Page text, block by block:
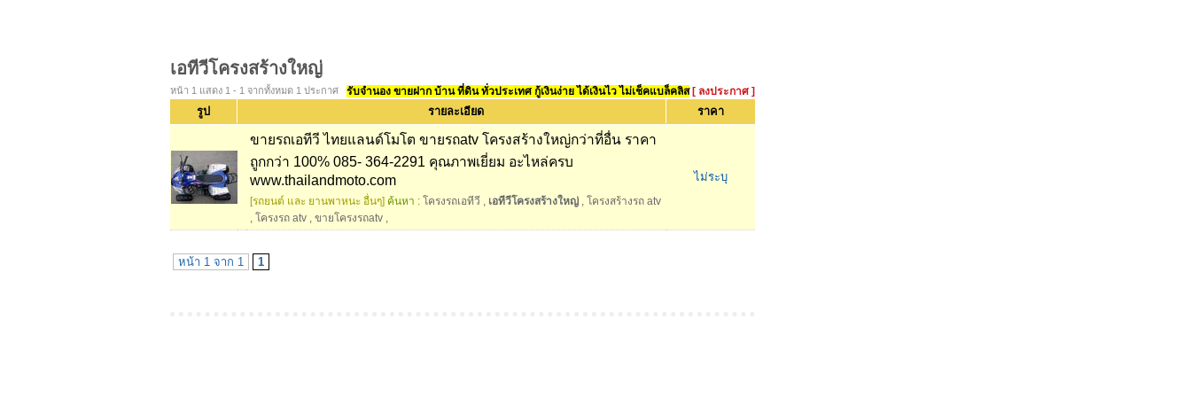
เอทีวีโครงสร้างใหญ่
หน้า 1 แสดง 1 - 1 จากทั้งหมด 1 ประกาศ รับจำนอง ขายฝาก บ้าน ที่ดิน ทั่วประเทศ กู้เงินง่าย ได้เงินไว ไม่เช็คแบล็คลิส [ ลงประกาศ ]
รูป รายละเอียด ราคา
ขายรถเอทีวี ไทยแลนด์โมโต ขายรถatv โครงสร้างใหญ่กว่าที่อื่น ราคา
ถูกกว่า 100% 085- 364-2291 คุณภาพเยี่ยม อะไหล่ครบ
www.thailandmoto.com
[รถยนต์ และ ยานพาหนะ อื่นๆ] ค้นหา : โครงรถเอทีวี , เอทีวีโครงสร้างใหญ่ , โครงสร้างรถ atv
, โครงรถ atv , ขายโครงรถatv ,
ไม่ระบุ
หน้า 1 จาก 1 1